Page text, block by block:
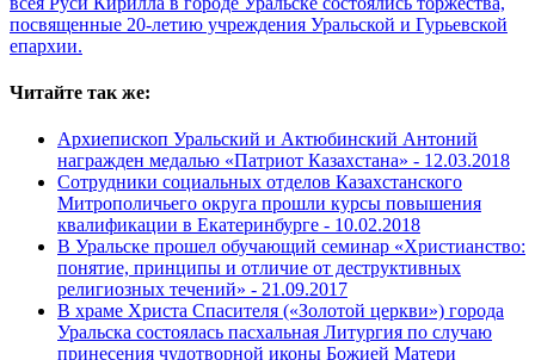
Читайте так же:
Архиепископ Уральский и Актюбинский Антоний
награжден медалью «Патриот Казахстана» - 12.03.2018
Сотрудники социальных отделов Казахстанского
Митрополичьего округа прошли курсы повышения
квалификации в Екатеринбурге - 10.02.2018
В Уральске прошел обучающий семинар «Христианство:
понятие, принципы и отличие от деструктивных
религиозных течений» - 21.09.2017
В храме Христа Спасителя («Золотой церкви») города
Уральска состоялась пасхальная Литургия по случаю
принесения чудотворной иконы Божией Матери